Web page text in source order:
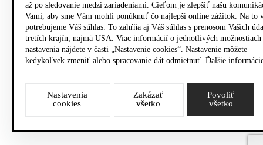
až po sledovanie medzi zariadeniami. Cieľom je zlepšiť našu
Vami, aby sme Vám mohli ponúknuť čo najlepší online zážitok. Na to
potrebujeme Váš súhlas. To zahŕňa aj Váš súhlas s prenosom Vašich
tretích krajín, najmä USA. Viac informácií o jednotlivých možnostiach
nastavenia nájdete v časti „Nastavenie cookies“. Nastavenie môžete
kedykoľvek zmeniť alebo spracovanie dát odmietnuť. Ďalšie
Nastavenia
cookies
Zakázať
všetko
Povoliť
všetko